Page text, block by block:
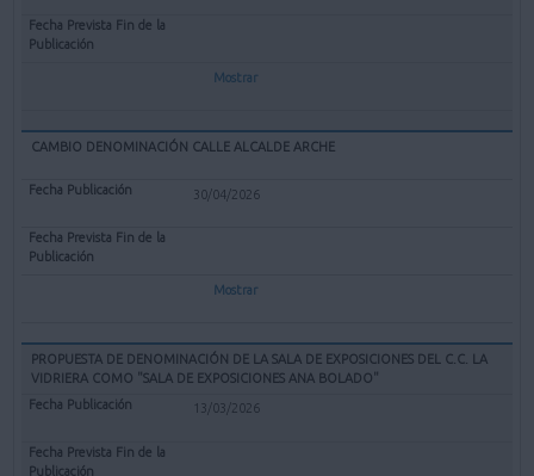
Mostrar
CAMBIO DENOMINACIÓN CALLE ALCALDE ARCHE
30/04/2026
Mostrar
PROPUESTA DE DENOMINACIÓN DE LA SALA DE EXPOSICIONES DEL C.C. LA
VIDRIERA COMO "SALA DE EXPOSICIONES ANA BOLADO"
13/03/2026